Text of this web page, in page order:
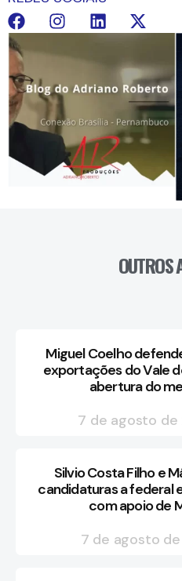
OUTROS
Miguel Coelho
exportações do Vale
abertura do
7 de agosto
Silvio Costa Filho e
candidaturas a federal
com apoio de
7 de agosto